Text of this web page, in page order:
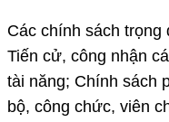
Các chính sách
Tiến cử, công nhận
tài năng; Chính sách
bộ, công chức, viên